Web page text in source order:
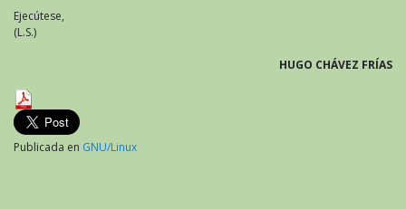
Ejecútese,
(L.S.)
HUGO CHÁVEZ FRÍAS
Publicada en GNU/Linux